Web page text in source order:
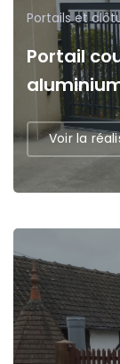
Portails et
Portail
Voir la